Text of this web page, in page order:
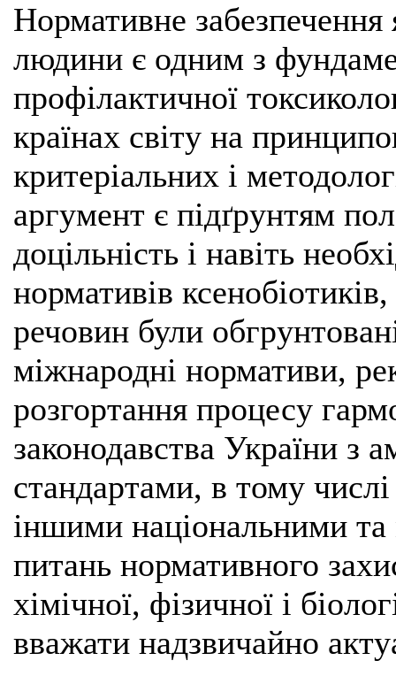
Нормативне забезпечення
людини є одним з
профілактичної
країнах світу на
критеріальних і
аргумент є підґрунтям
доцільність і навіть
нормативів
речовин були
міжнародні нормативи,
розгортання процесу
законодавства України з
стандартами, в тому
іншими національними
питань нормативного
хімічної, фізичної і
вважати надзвичайно